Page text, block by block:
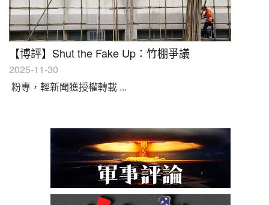
【博評】Shut the Fake Up：竹棚爭議
2025-11-30
粉專，輕新聞獲授權轉載 ...